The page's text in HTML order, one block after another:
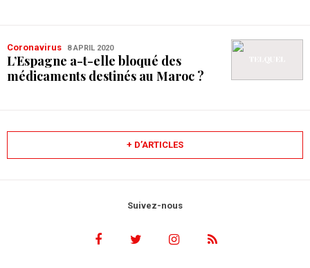
Coronavirus 8 APRIL 2020
L’Espagne a-t-elle bloqué des
médicaments destinés au Maroc ?
+ D’ARTICLES
Suivez-nous